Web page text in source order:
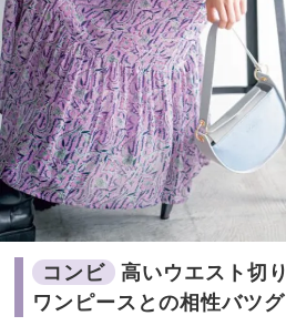
コンビ
高いウエスト切
ワンピースとの相性バツグ